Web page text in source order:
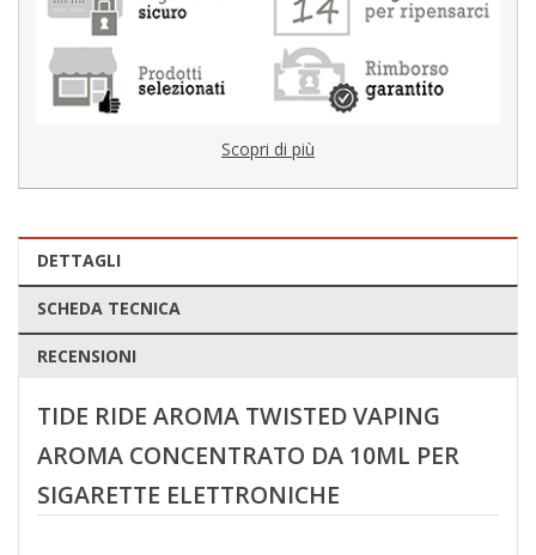
Scopri di più
DETTAGLI
SCHEDA TECNICA
RECENSIONI
TIDE RIDE AROMA TWISTED VAPING
AROMA CONCENTRATO DA 10ML PER
SIGARETTE ELETTRONICHE